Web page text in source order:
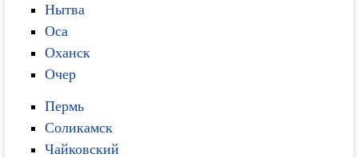
Нытва
Оса
Оханск
Очер
Пермь
Соликамск
Чайковский